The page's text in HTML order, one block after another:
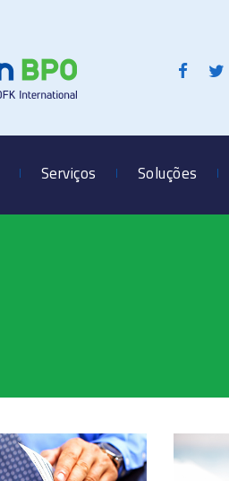
Serviços Soluções